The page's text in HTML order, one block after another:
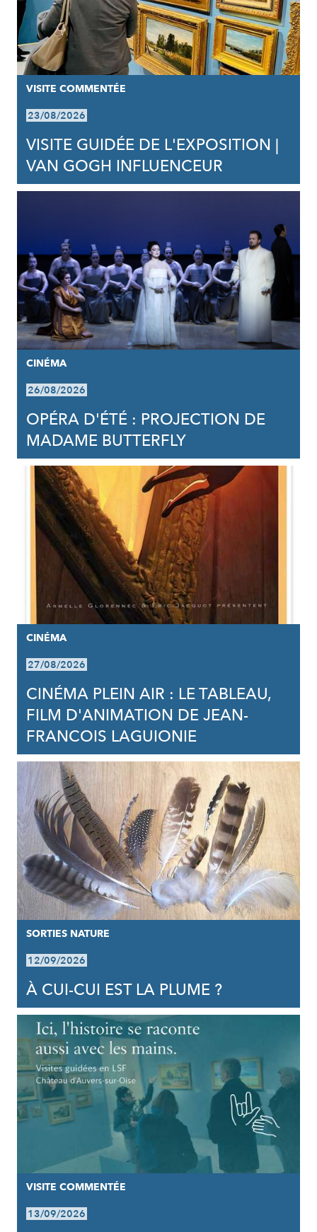
VISITE COMMENTÉE
23/08/2026
VISITE GUIDÉE DE L'EXPOSITION |
VAN GOGH INFLUENCEUR
CINÉMA
26/08/2026
OPÉRA D'ÉTÉ : PROJECTION DE
MADAME BUTTERFLY
CINÉMA
27/08/2026
CINÉMA PLEIN AIR : LE TABLEAU,
FILM D'ANIMATION DE JEAN-
FRANCOIS LAGUIONIE
SORTIES NATURE
12/09/2026
À CUI-CUI EST LA PLUME ?
VISITE COMMENTÉE
13/09/2026